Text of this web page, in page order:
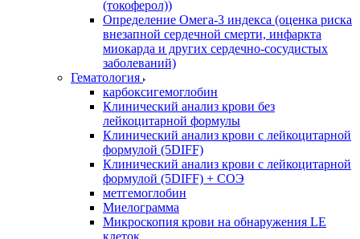
(токоферол))
Определение Омега-3 индекса (оценка риска
внезапной сердечной смерти, инфаркта
миокарда и других сердечно-сосудистых
заболеваний)
Гематология
карбоксигемоглобин
Клинический анализ крови без
лейкоцитарной формулы
Клинический анализ крови с лейкоцитарной
формулой (5DIFF)
Клинический анализ крови с лейкоцитарной
формулой (5DIFF) + СОЭ
метгемоглобин
Миелограмма
Микроскопия крови на обнаружения LE
клеток